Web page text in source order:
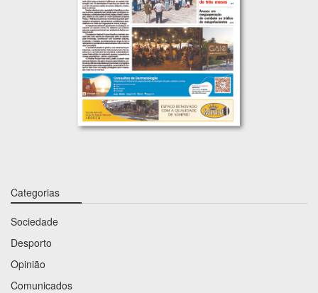
Categorias
Sociedade
Desporto
Opinião
Comunicados